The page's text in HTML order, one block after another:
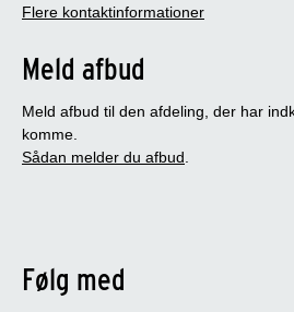
Flere kontaktinformationer
Meld afbud
Meld afbud til den afdeling, der har
komme.
Sådan melder du afbud.
Følg med